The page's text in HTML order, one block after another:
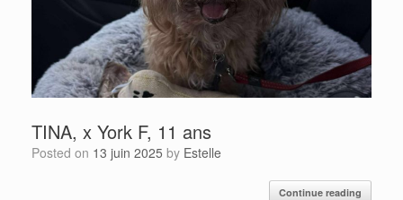
TINA, x York F, 11 ans
Posted on 13 juin 2025 by Estelle
Continue reading